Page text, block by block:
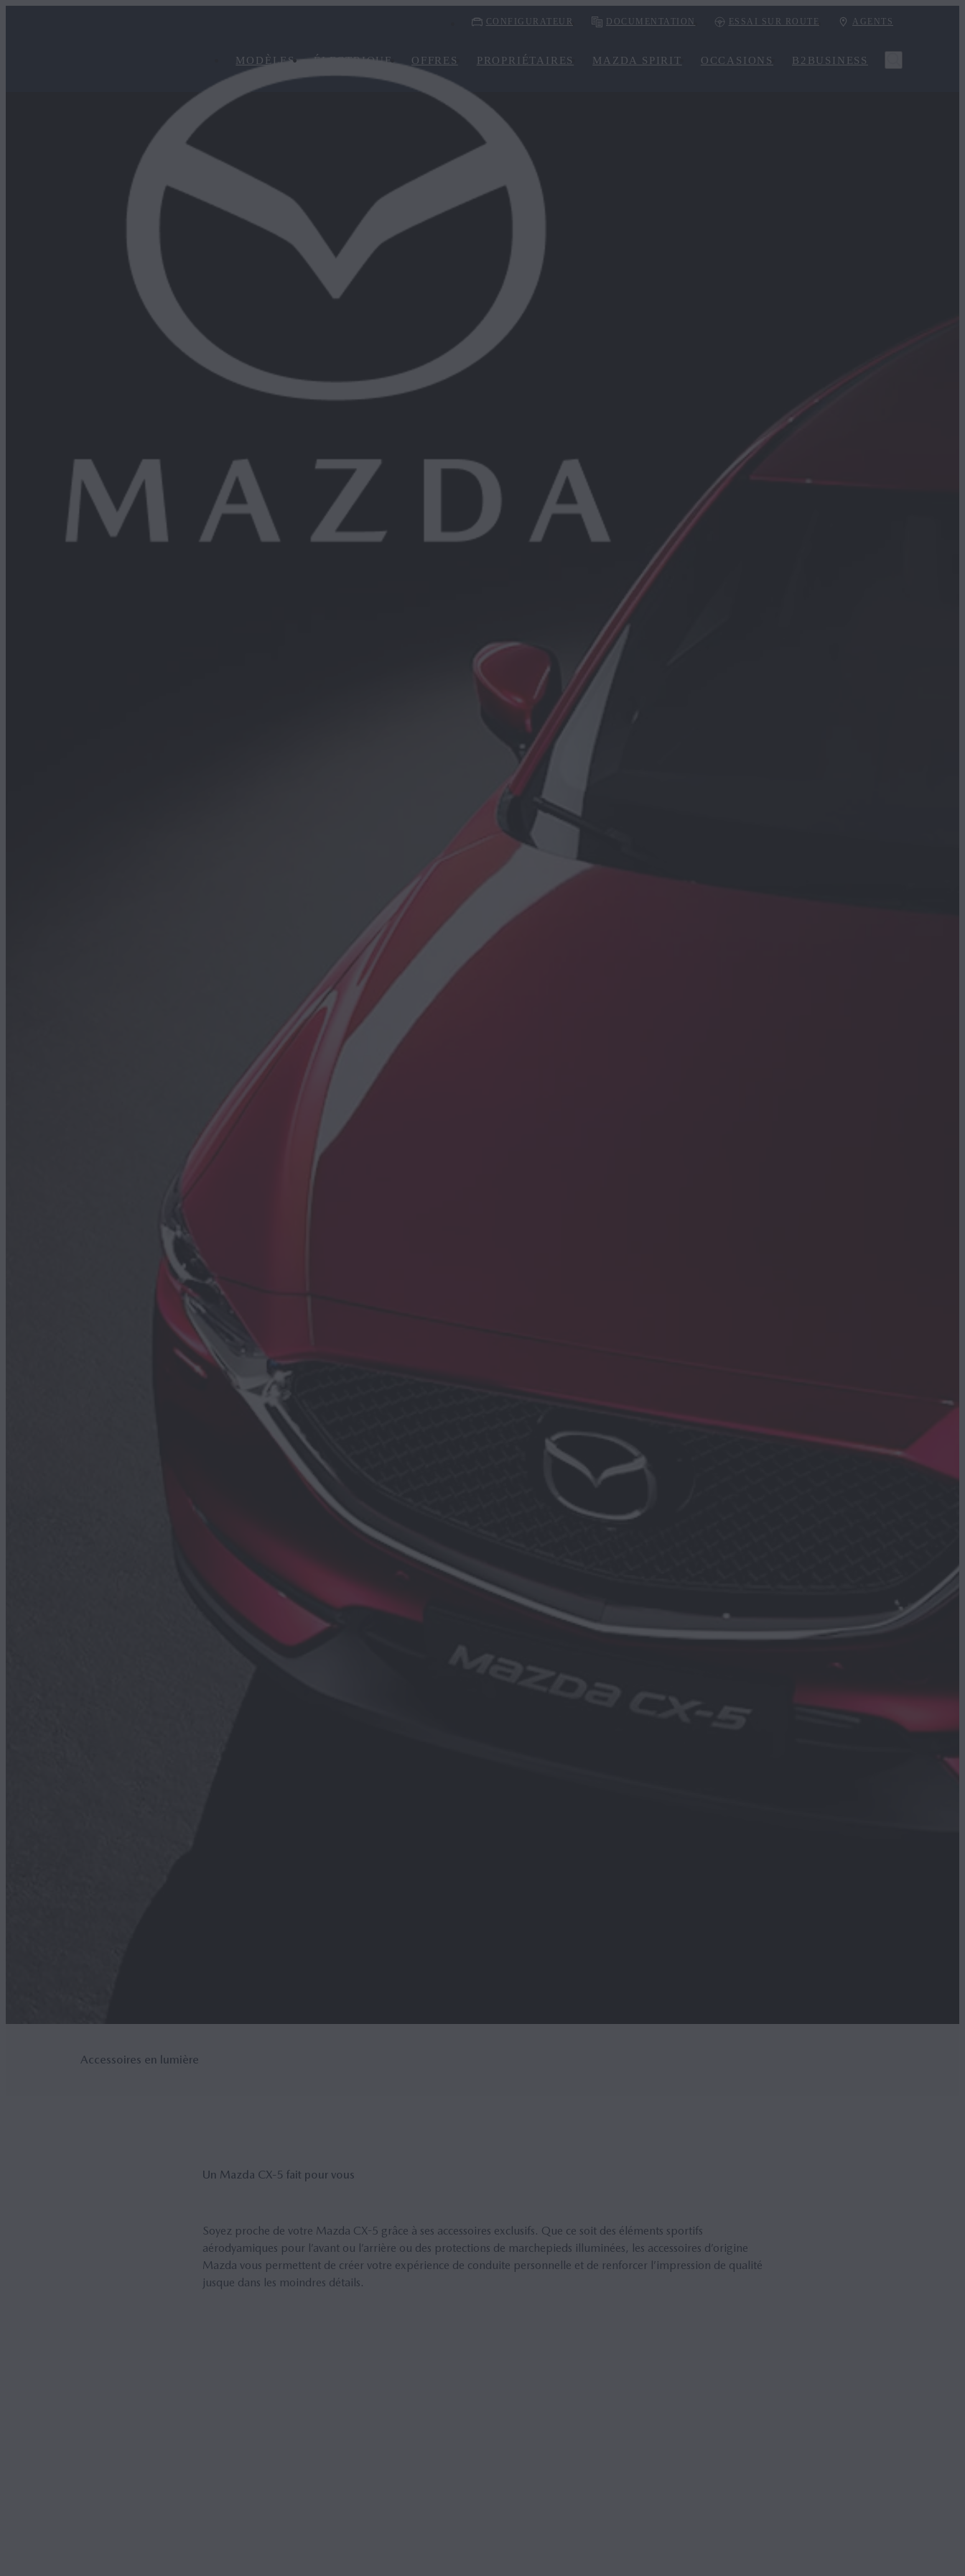
CONFIGURATEUR DOCUMENTATION ESSAI SUR ROUTE AGENTS
MODÈLES ÉLECTRIQUE OFFRES PROPRIÉTAIRES MAZDA SPIRIT OCCASIONS B2BUSINESS
Accessoires en lumière
Un Mazda CX‑5 fait pour vous
Soyez proche de votre Mazda CX-5 grâce à ses accessoires exclusifs. Que ce soit des éléments sportifs
aérodyamiques pour l’avant ou l’arrière ou des protections de marchepieds illuminées, les accessoires d’origine
Mazda vous permettent de créer votre expérience de conduite personnelle et de renforcer l’impression de qualité
jusque dans les moindres détails.